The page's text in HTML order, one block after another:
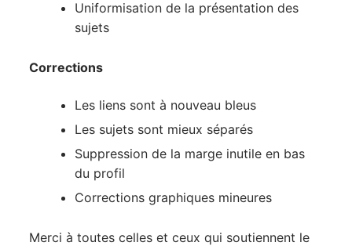
Uniformisation de la présentation des
sujets
Corrections
Les liens sont à nouveau bleus
Les sujets sont mieux séparés
Suppression de la marge inutile en bas
du profil
Corrections graphiques mineures
Merci à toutes celles et ceux qui soutiennent le